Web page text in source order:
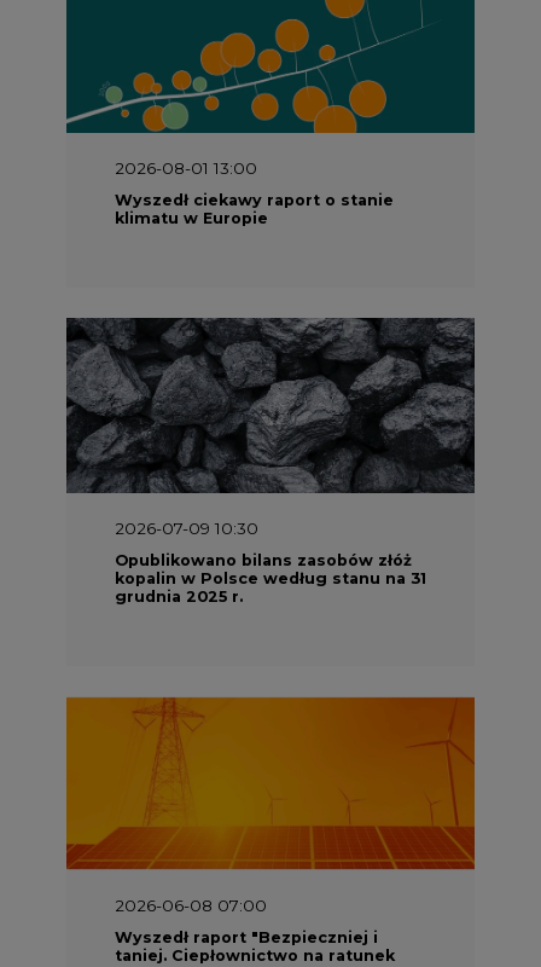
2026-08-01 13:00
Wyszedł ciekawy raport o stanie
klimatu w Europie
2026-07-09 10:30
Opublikowano bilans zasobów złóż
kopalin w Polsce według stanu na 31
grudnia 2025 r.
2026-06-08 07:00
Wyszedł raport "Bezpieczniej i
taniej. Ciepłownictwo na ratunek